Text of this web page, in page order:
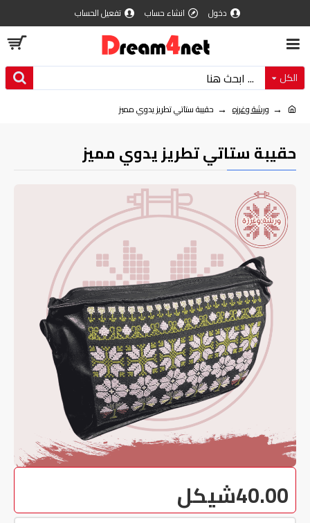
دخول انشاء حساب تفعيل الحساب
الكل
ورشة وغرزه حقيبة ستاتي تطريز يدوي مميز
حقيبة ستاتي تطريز يدوي مميز
40.00شيكل